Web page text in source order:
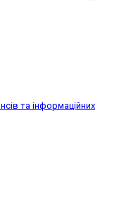
та інформаційних